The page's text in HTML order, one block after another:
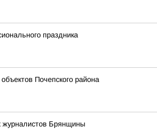
праздника
Почепского района
журналистов Брянщины